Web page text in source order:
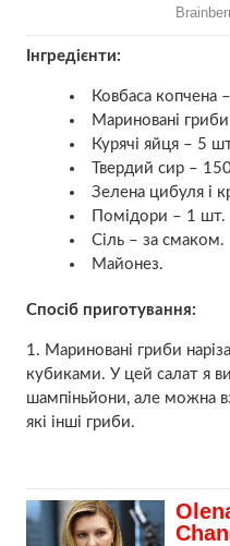
Інгредієнти:
Ковбаса копчена
Мариновані
Курячі яйця – 5
Твердий сир –
Зелена цибуля і
Помідори – 1 шт.
Сіль – за смаком.
Майонез.
Спосіб приготування:
1. Мариновані гриби
кубиками. У цей салат я
шампіньйони, але можна
які інші гриби.